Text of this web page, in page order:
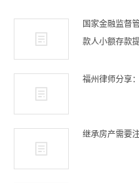
国家金融监督
款人小额存款
福州律师分享
继承房产需要